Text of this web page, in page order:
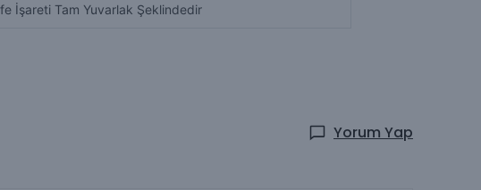
İşareti Tam Yuvarlak Şeklindedir
Yorum Yap